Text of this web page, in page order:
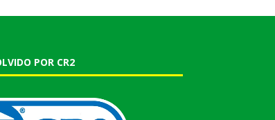
POR CR2